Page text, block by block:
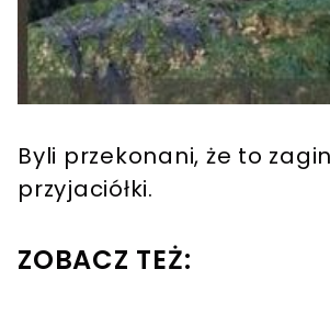
Byli przekonani, że to
przyjaciółki.
ZOBACZ TEŻ: